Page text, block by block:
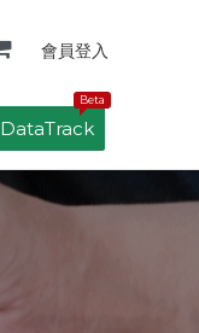
會員登入
Beta
DataTrack